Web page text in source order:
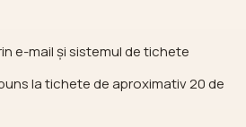
e-mail și sistemul de tichete
la tichete de aproximativ 20 de